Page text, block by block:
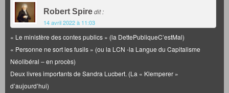
Robert Spiredit :
14 avril 2022 à 11:03
« Le ministère des contes publics » (la DettePubliqueC’estMal)
« Personne ne sort les fusils » (ou la LCN -la Langue du Capitalisme
Néolibéral – en procès)
Deux livres importants de Sandra Lucbert. (La « Klemperer »
d’aujourd’hui)